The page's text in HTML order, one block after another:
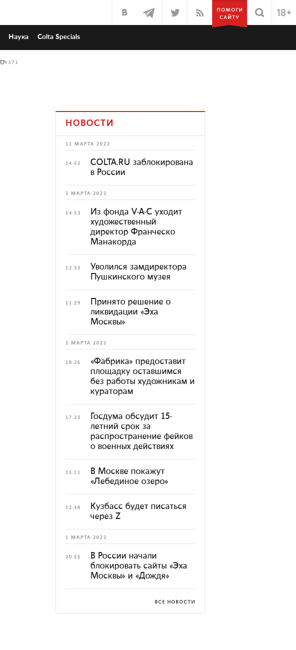
ПОМОГИ
САЙТУ
Наука Colta Specials
371
НОВОСТИ
11 МАРТА 2022
14:52
COLTA.RU заблокирована
в России
3 МАРТА 2022
14:53
Из фонда V-A-C уходит
художественный
директор Франческо
Манакорда
12:33
Уволился замдиректора
Пушкинского музея
11:29
Принято решение о
ликвидации «Эха
Москвы»
2 МАРТА 2022
18:26
«Фабрика» предоставит
площадку оставшимся
без работы художникам и
кураторам
17:23
Госдума обсудит 15-
летний срок за
распространение фейков
о военных действиях
15:11
В Москве покажут
«Лебединое озеро»
12:48
Кузбасс будет писаться
через Z
1 МАРТА 2022
20:55
В России начали
блокировать сайты «Эха
Москвы» и «Дождя»
ВСЕ НОВОСТИ